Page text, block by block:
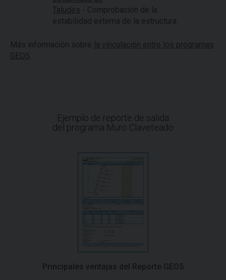
Taludes - Comprobación de la
estabilidad externa de la estructura
Más información sobre la vínculación entre los programas
GEO5
Ejemplo de reporte de salida
del programa Muro Claveteado
Principales ventajas del Reporte GEO5